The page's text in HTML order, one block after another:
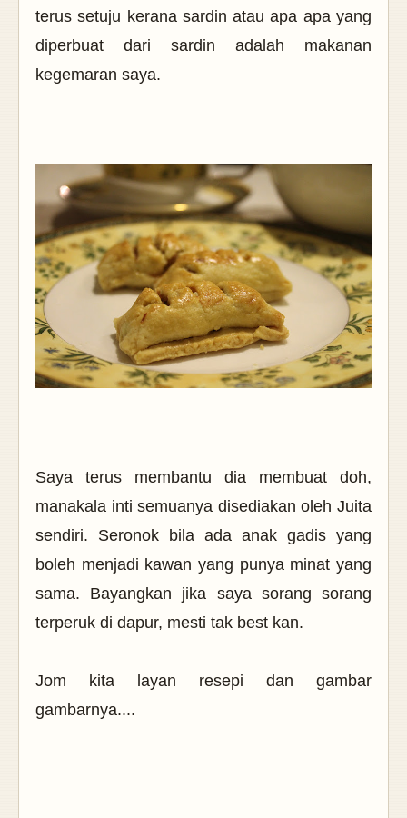
terus setuju kerana sardin atau apa apa yang
diperbuat dari sardin adalah makanan
kegemaran saya.
Saya terus membantu dia membuat doh,
manakala inti semuanya disediakan oleh Juita
sendiri. Seronok bila ada anak gadis yang
boleh menjadi kawan yang punya minat yang
sama. Bayangkan jika saya sorang sorang
terperuk di dapur, mesti tak best kan.
Jom kita layan resepi dan gambar
gambarnya....